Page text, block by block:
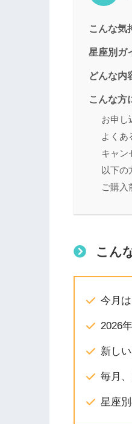
こんな気
星座別ガ
どんな内
こんな方
お申し
よくあ
キャン
以下の
ご購入
こん
今月
2026
新し
毎月
星座